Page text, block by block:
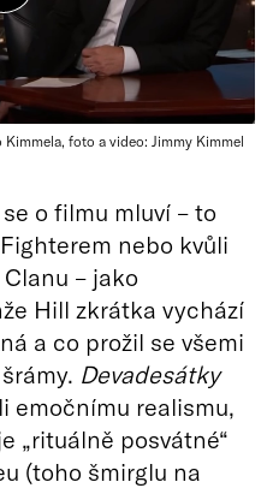
foto a video: Jimmy Kimmel
o filmu mluví – to
nebo kvůli
– jako
Hill zkrátka vychází
a co prožil se všemi
Devadesátky
emočnímu realismu,
„rituálně posvátné“
(toho šmirglu na